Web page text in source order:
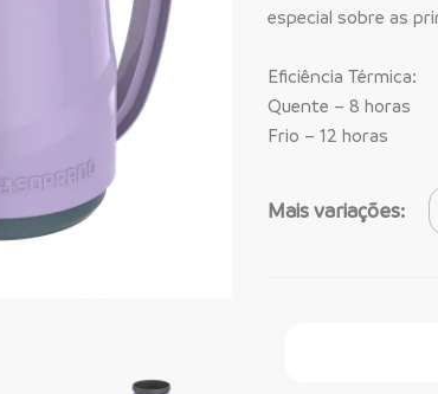
especial sobre as
Eficiência Térmica:
Quente – 8 horas
Frio – 12 horas
Mais variações: